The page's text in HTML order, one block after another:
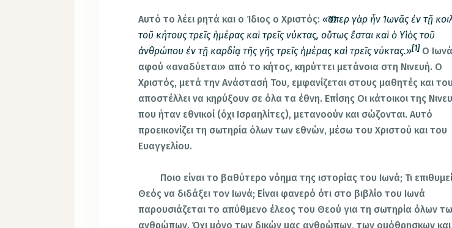
Αυτό το λέει ρητά και ο Ίδιος ο Χριστός:«Ὥσπερ γὰρ ἦν Ἰωνᾶς ἐν τῇ
τοῦ κήτους τρεῖς ἡμέρας καὶ τρεῖς νύκτας, οὕτως ἔσται καὶ ὁ Υἱὸς τοῦ
ἀνθρώπου ἐν τῇ καρδίᾳ τῆς γῆς τρεῖς ἡμέρας καὶ τρεῖς νύκτας.»[1] Ο
αφού «αναδύεται» από το κήτος, κηρύττει μετάνοια στη Νινευή. Ο
Χριστός, μετά την Ανάστασή Του, εμφανίζεται στους μαθητές και
αποστέλλει να κηρύξουν σε όλα τα έθνη. Επίσης Οι κάτοικοι της
που ήταν εθνικοί (όχι Ισραηλίτες), μετανοούν και σώζονται. Αυτό
προεικονίζει τη σωτηρία όλων των εθνών, μέσω του Χριστού και του
Ευαγγελίου.
Ποιο είναι το βαθύτερο νόημα της ιστορίας του Ιωνά; Τι
Θεός να διδάξει τον Ιωνά; Είναι φανερό ότι στο βιβλίο του Ιωνά
παρουσιάζεται το απύθμενο έλεος του Θεού για τη σωτηρία όλων
ανθρώπων. Όχι μόνο των δικών μας ανθρώπων, των ομόθρησκων και